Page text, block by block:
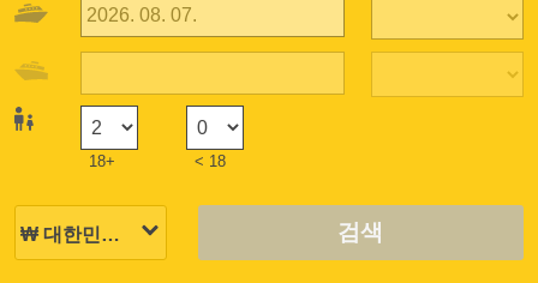
18+ < 18
검색